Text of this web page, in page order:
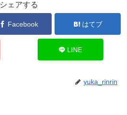
シェアする
Facebook はてブ
LINE
yuka_rinrin